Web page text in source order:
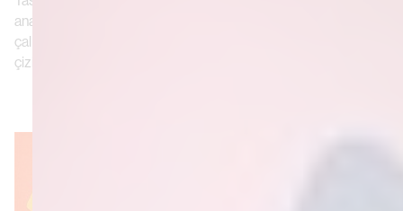
analogu birlikte kullanmayı seviyorum. Neyi ifade etmeye
çalıştığıma ya da konuya göre değişiyor. Bazen sadece dijital
çizim yapıyorum, bazen de sadece analog çalışıyorum.